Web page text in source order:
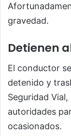
gravedad.
Detienen
El conductor
detenido y
Seguridad
autoridades
ocasionados.